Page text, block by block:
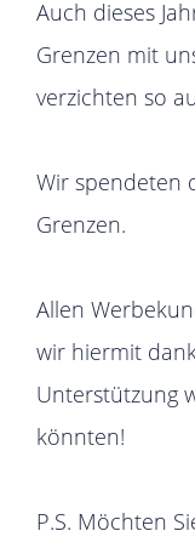
Auch dieses
Grenzen mit
verzichten so
Wir spendeten
Grenzen.
Allen
wir hiermit
Unterstützung
könnten!
P.S. Möchten